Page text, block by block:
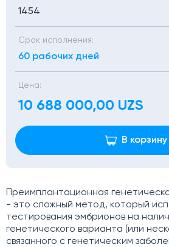
Преимплантационная
- это сложный метод, который
тестирования эмбрионов на
генетического варианта (или
связанного с генетическим
1454
Срок исполнения:
60 рабочих дней
Цена:
10 688 000,00 UZS
В корзину